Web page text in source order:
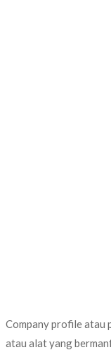
Company profile atau
atau alat yang